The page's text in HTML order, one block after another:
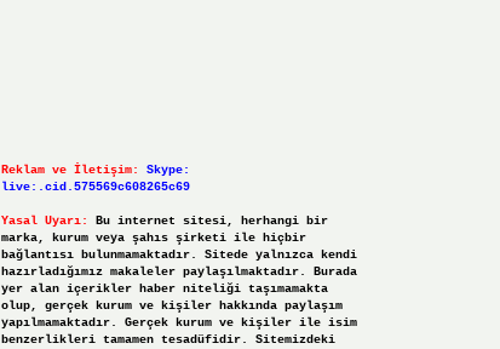
Reklam ve İletişim:
Skype:
live:.cid.575569c608265c69
Yasal Uyarı:
Bu internet sitesi, herhangi bir
marka, kurum veya şahıs şirketi ile hiçbir
bağlantısı bulunmamaktadır. Sitede yalnızca kendi
hazırladığımız makaleler paylaşılmaktadır. Burada
yer alan içerikler haber niteliği taşımamakta
olup, gerçek kurum ve kişiler hakkında paylaşım
yapılmamaktadır. Gerçek kurum ve kişiler ile isim
benzerlikleri tamamen tesadüfidir. Sitemizdeki